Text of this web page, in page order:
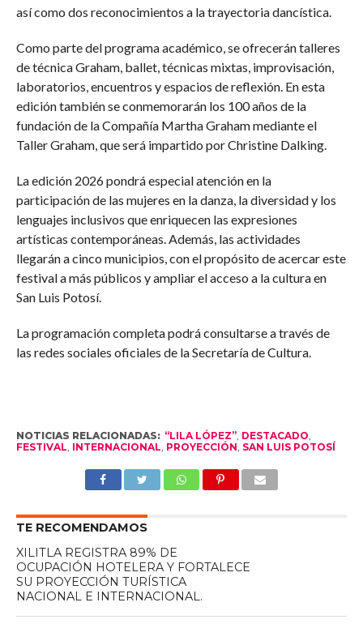
así como dos reconocimientos a la trayectoria dancística.
Como parte del programa académico, se ofrecerán talleres
de técnica Graham, ballet, técnicas mixtas, improvisación,
laboratorios, encuentros y espacios de reflexión. En esta
edición también se conmemorarán los 100 años de la
fundación de la Compañía Martha Graham mediante el
Taller Graham, que será impartido por Christine Dalking.
La edición 2026 pondrá especial atención en la
participación de las mujeres en la danza, la diversidad y los
lenguajes inclusivos que enriquecen las expresiones
artísticas contemporáneas. Además, las actividades
llegarán a cinco municipios, con el propósito de acercar este
festival a más públicos y ampliar el acceso a la cultura en
San Luis Potosí.
La programación completa podrá consultarse a través de
las redes sociales oficiales de la Secretaría de Cultura.
NOTICIAS RELACIONADAS: “LILA LÓPEZ”, DESTACADO,
FESTIVAL, INTERNACIONAL, PROYECCIÓN, SAN LUIS POTOSÍ
TE RECOMENDAMOS
XILITLA REGISTRA 89% DE
OCUPACIÓN HOTELERA Y FORTALECE
SU PROYECCIÓN TURÍSTICA
NACIONAL E INTERNACIONAL.